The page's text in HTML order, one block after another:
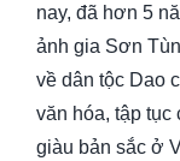
nay, đã hơn 5
ảnh gia Sơn
về dân tộc Dao
văn hóa, tập tục
giàu bản sắc ở